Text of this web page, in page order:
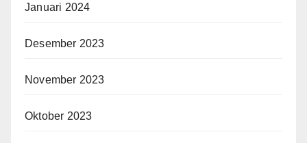
Januari 2024
Desember 2023
November 2023
Oktober 2023